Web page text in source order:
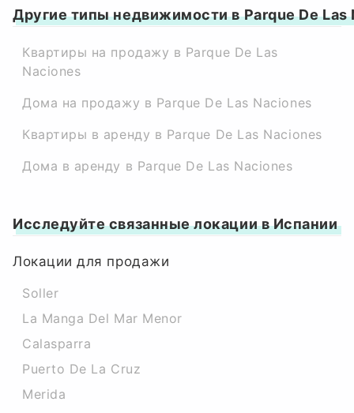
Другие типы недвижимости в Parque De Las
Квартиры на продажу в Parque De Las
Naciones
Дома на продажу в Parque De Las Naciones
Квартиры в аренду в Parque De Las Naciones
Дома в аренду в Parque De Las Naciones
Исследуйте связанные локации в Испании
Локации для продажи
Soller
La Manga Del Mar Menor
Calasparra
Puerto De La Cruz
Merida